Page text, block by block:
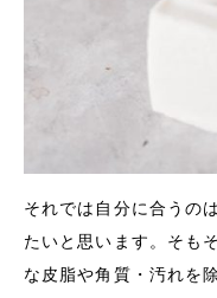
それでは自分に合うの
たいと思います。そも
な皮脂や角質・汚れを